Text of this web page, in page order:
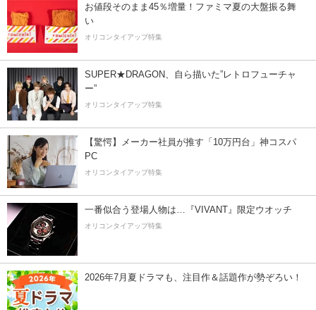
お値段そのまま45％増量！ファミマ夏の大盤振る舞
い
オリコンタイアップ特集
SUPER★DRAGON、自ら描いた”レトロフューチャ
ー”
オリコンタイアップ特集
【驚愕】メーカー社員が推す「10万円台」神コスパ
PC
オリコンタイアップ特集
一番似合う登場人物は…『VIVANT』限定ウオッチ
オリコンタイアップ特集
2026年7月夏ドラマも、注目作＆話題作が勢ぞろい！